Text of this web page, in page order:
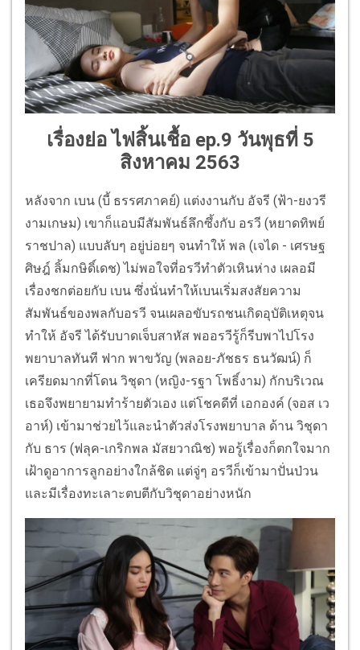
เรื่องย่อ ไฟสิ้นเชื้อ ep.9 วันพุธที่ 5
สิงหาคม 2563
หลังจาก เบน (บี้ ธรรศภาคย์) แต่งงานกับ อัจรี (ฟ้า-ยงวรี
งามเกษม) เขาก็แอบมีสัมพันธ์ลึกซึ้งกับ อรวี (หยาดทิพย์
ราชปาล) แบบลับๆ อยู่บ่อยๆ จนทำให้ พล (เจได - เศรษฐ
ศิษฎ์ ลิ้มกษิดิ์เดช) ไม่พอใจที่อรวีทำตัวเหินห่าง เผลอมี
เรื่องชกต่อยกับ เบน ซึ่งนั่นทำให้เบนเริ่มสงสัยความ
สัมพันธ์ของพลกับอรวี จนเผลอขับรถชนเกิดอุบัติเหตุจน
ทำให้ อัจรี ได้รับบาดเจ็บสาหัส พออรวีรู้ก็รีบพาไปโรง
พยาบาลทันที ฟาก พาขวัญ (พลอย-ภัชธร ธนวัฒน์) ก็
เครียดมากที่โดน วิชุดา (หญิง-รฐา โพธิ์งาม) กักบริเวณ
เธอจึงพยายามทำร้ายตัวเอง แต่โชคดีที่ เอกองค์ (จอส เว
อาห์) เข้ามาช่วยไว้และนำตัวส่งโรงพยาบาล ด้าน วิชุดา
กับ ธาร (ฟลุค-เกริกพล มัสยวาณิช) พอรู้เรื่องก็ตกใจมาก
เฝ้าดูอาการลูกอย่างใกล้ชิด แต่จู่ๆ อรวีก็เข้ามาปั่นป่วน
และมีเรื่องทะเลาะตบตีกับวิชุดาอย่างหนัก